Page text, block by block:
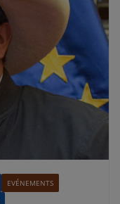
EVÉNEMENTS